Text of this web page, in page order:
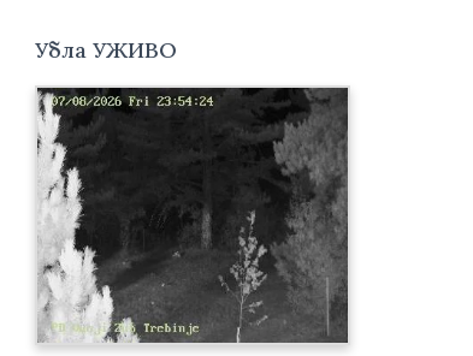
Убла УЖИВО